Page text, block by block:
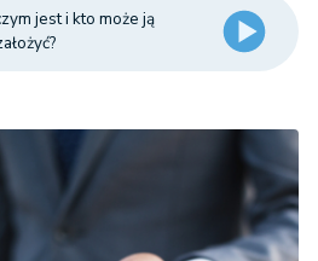
jest i kto może ją